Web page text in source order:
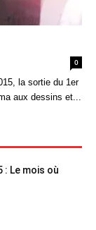
0
la sortie du 1er
aux dessins et...
: Le mois où